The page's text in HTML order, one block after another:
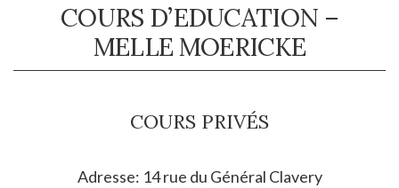
COURS D’EDUCATION –
MELLE MOERICKE
COURS PRIVÉS
Adresse: 14 rue du Général Clavery